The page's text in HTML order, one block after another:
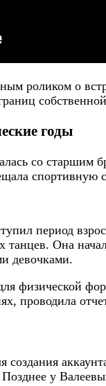
роликом о
годы
со старшим
спортивную
период
танцев. Она
девочками.
физической
проводила
создания
у